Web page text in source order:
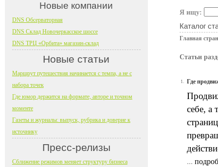
Я ищу:
Каталог
Главная
Статьи
1. Где
себе, а
...
Новые компании
DNS Обсерваторная
DNS Склад Новочеркасское шоссе
DNS ТРЦ «Орбита» магазин-склад
Новые статьи
Маршрут путешествия начинается с темпа, а не с
набора точек
Где юмор держится на формате, авторе и точном
моменте
Газеты и журналы: выпуск, рубрика и доверие к
источнику
Пресс-релизы
Сближение режимов меняет структуру бизнеса